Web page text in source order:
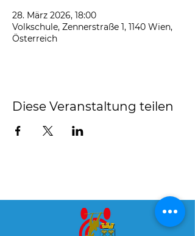
28. März 2026, 18:00
Volkschule, Zennerstraße 1, 1140 Wien,
Österreich
Diese Veranstaltung teilen